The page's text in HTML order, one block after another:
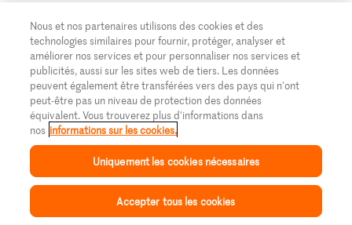
Inspiration Collection Recettes Mon Migusto
Idées de menus
Plats principaux
Simple & vite prêt
Apéritif
Préparations au four
Enfants & famille
Découvertes et avantages
Trucs & astuces
On en parle...
Tutoriels
Glossaire des ingrédients
Login Migusto
Magazine Migusto
Informations et généralités
Questions concernant Migusto
Cuisiner avec Migusto
Service clientèle & contact
Publicité
Impressum
Découvrir
Supermarché
Migros Online
À propos de Migros
DE
Nous et nos partenaires utilisons des cookies et des
technologies similaires pour fournir, protéger, analyser et
améliorer nos services et pour personnaliser nos services et
publicités, aussi sur les sites web de tiers. Les données
peuvent également être transférées vers des pays qui n'ont
peut-être pas un niveau de protection des données
équivalent. Vous trouverez plus d'informations dans
nos informations sur les cookies.
Uniquement les cookies nécessaires
Accepter tous les cookies